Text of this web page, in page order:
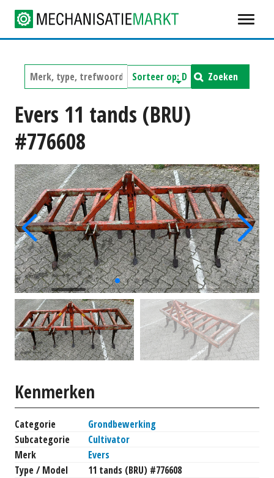
Zoeken
Evers 11 tands (BRU)
#776608
Kenmerken
Categorie
Grondbewerking
Subcategorie
Cultivator
Merk
Evers
Type / Model
11 tands (BRU) #776608